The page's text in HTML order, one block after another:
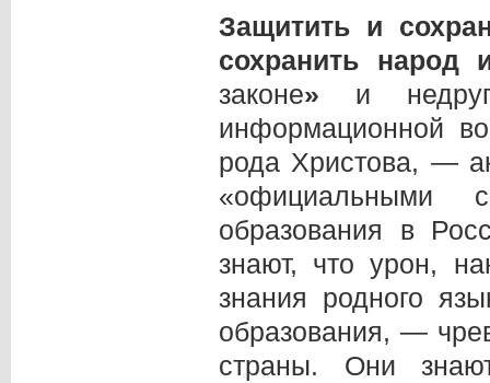
Защитить и
сохранить народ
законе» и
информационной
рода Христова, —
«официальными
образования в
знают, что урон,
знания родного
образования, —
страны. Они